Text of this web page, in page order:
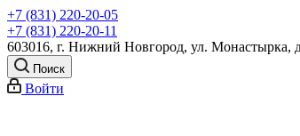
+7 (831) 220-20-05
+7 (831) 220-20-11
603016, г. Нижний Новгород, ул. Монастырка,
Поиск
Войти